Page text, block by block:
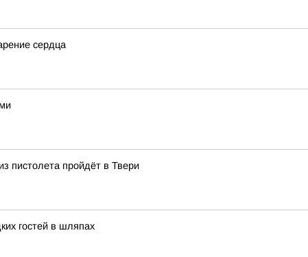
сердца
пистолета пройдёт в Твери
гостей в шляпах